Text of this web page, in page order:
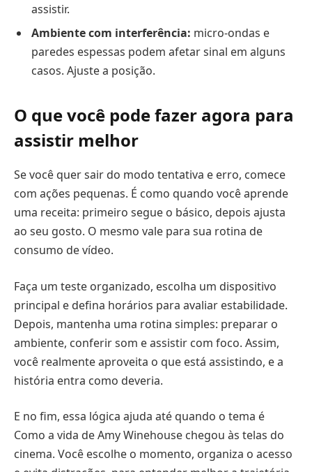
assistir.
Ambiente com interferência: micro-ondas e
paredes espessas podem afetar sinal em alguns
casos. Ajuste a posição.
O que você pode fazer agora para
assistir melhor
Se você quer sair do modo tentativa e erro, comece
com ações pequenas. É como quando você aprende
uma receita: primeiro segue o básico, depois ajusta
ao seu gosto. O mesmo vale para sua rotina de
consumo de vídeo.
Faça um teste organizado, escolha um dispositivo
principal e defina horários para avaliar estabilidade.
Depois, mantenha uma rotina simples: preparar o
ambiente, conferir som e assistir com foco. Assim,
você realmente aproveita o que está assistindo, e a
história entra como deveria.
E no fim, essa lógica ajuda até quando o tema é
Como a vida de Amy Winehouse chegou às telas do
cinema. Você escolhe o momento, organiza o acesso